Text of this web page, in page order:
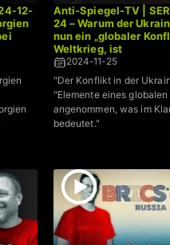
12-
Anti-Spiegel-TV |
24 – Warum der
nun ein „globaler
Weltkrieg, ist
2024-11-25
"Der Konflikt in der
"Elemente eines
angenommen, was im
bedeutet."